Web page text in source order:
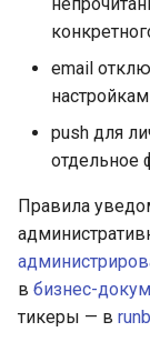
email
push для
отдельное
Правила
в бизнес-
тикеры — в